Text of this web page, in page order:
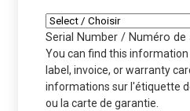
Serial Number / Numéro de
You can find this
label, invoice, or warranty
informations sur l'étiquette
ou la carte de garantie.